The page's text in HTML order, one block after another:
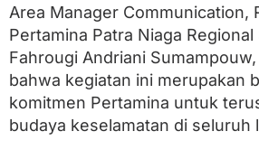
u
a
t
d
i
S
P
Area Manager Communication,
Pertamina Patra Niaga
Fahrougi Andriani
bahwa kegiatan ini merupakan
komitmen Pertamina untuk
budaya keselamatan di seluruh